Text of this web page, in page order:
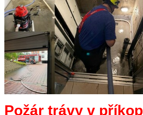
Požár trávy v